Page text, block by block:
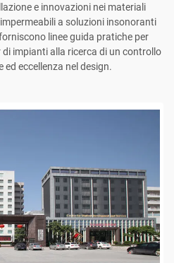
e innovazioni nei materiali
a soluzioni insonoranti
linee guida pratiche per
impianti alla ricerca di un controllo
ed eccellenza nel design.